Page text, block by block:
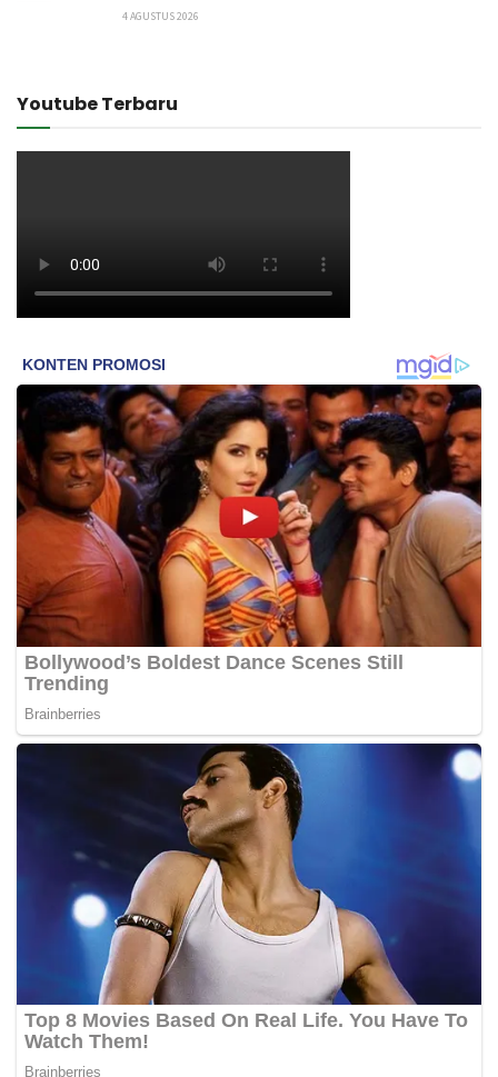
4 AGUSTUS 2026
Youtube Terbaru